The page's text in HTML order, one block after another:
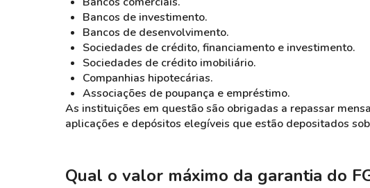
Bancos de investimento.
Bancos de desenvolvimento.
Sociedades de crédito, financiamento e investimento.
Sociedades de crédito imobiliário.
Companhias hipotecárias.
Associações de poupança e empréstimo.
As instituições em questão são obrigadas a repassar
aplicações e depósitos elegíveis que estão depositados
Qual o valor máximo da garantia do